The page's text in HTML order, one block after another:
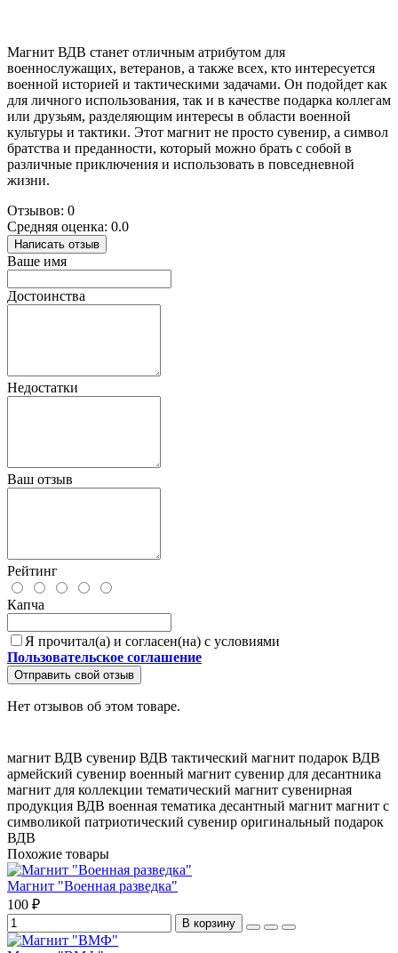
Магнит ВДВ станет отличным атрибутом для
военнослужащих, ветеранов, а также всех, кто интересуется
военной историей и тактическими задачами. Он подойдет как
для личного использования, так и в качестве подарка коллегам
или друзьям, разделяющим интересы в области военной
культуры и тактики. Этот магнит не просто сувенир, а символ
братства и преданности, который можно брать с собой в
различные приключения и использовать в повседневной
жизни.
Отзывов: 0
Средняя оценка: 0.0
Написать отзыв
Ваше имя
Достоинства
Недостатки
Ваш отзыв
Рейтинг
Капча
Я прочитал(а) и согласен(на) с условиями
Пользовательское соглашение
Отправить свой отзыв
Нет отзывов об этом товаре.
магнит ВДВ сувенир ВДВ тактический магнит подарок ВДВ
армейский сувенир военный магнит сувенир для десантника
магнит для коллекции тематический магнит сувенирная
продукция ВДВ военная тематика десантный магнит магнит с
символикой патриотический сувенир оригинальный подарок
ВДВ
Похожие товары
Магнит "Военная разведка"
100 ₽
В корзину